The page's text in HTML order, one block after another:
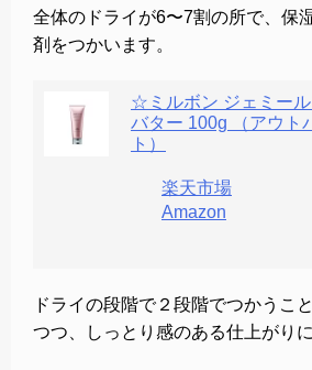
全体のドライが6〜7割の所で、保
剤をつかいます。
☆ミルボン ジェミール
バター 100g （アウト
ト）
楽天市場
Amazon
ドライの段階で２段階でつかうこ
つつ、しっとり感のある仕上がりに